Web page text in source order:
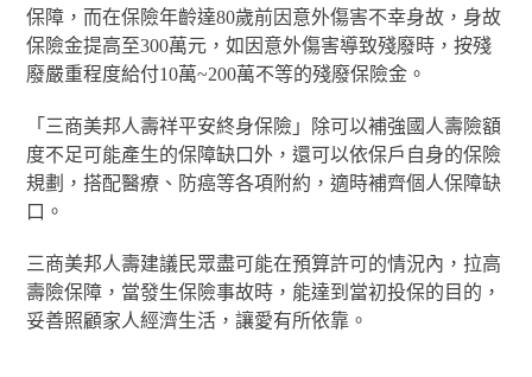
保障，而在保險年齡達80歲前因意外傷害不幸身故，身故
保險金提高至300萬元，如因意外傷害導致殘廢時，按殘
廢嚴重程度給付10萬~200萬不等的殘廢保險金。
「三商美邦人壽祥平安終身保險」除可以補強國人壽險額
度不足可能產生的保障缺口外，還可以依保戶自身的保險
規劃，搭配醫療、防癌等各項附約，適時補齊個人保障缺
口。
三商美邦人壽建議民眾盡可能在預算許可的情況內，拉高
壽險保障，當發生保險事故時，能達到當初投保的目的，
妥善照顧家人經濟生活，讓愛有所依靠。